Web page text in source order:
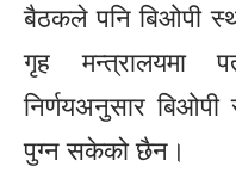
बैठकले पनि बिओपी
गृह मन्त्रालयमा
निर्णयअनुसार बिओपी
पुग्न सकेको छैन।